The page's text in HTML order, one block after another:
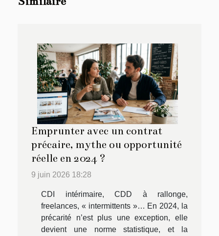
Emprunter avec un contrat
précaire, mythe ou opportunité
réelle en 2024 ?
9 juin 2026 18:28
CDI intérimaire, CDD à rallonge,
freelances, « intermittents »… En 2024, la
précarité n’est plus une exception, elle
devient une norme statistique, et la